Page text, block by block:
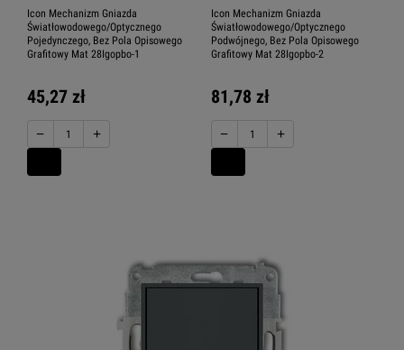
Icon Mechanizm Gniazda
Światłowodowego/Optycznego
Pojedynczego, Bez Pola Opisowego
Grafitowy Mat 28Igopbo-1
45,27 zł
− +
Icon Mechanizm Gniazda
Światłowodowego/Optycznego
Podwójnego, Bez Pola Opisowego
Grafitowy Mat 28Igopbo-2
81,78 zł
− +